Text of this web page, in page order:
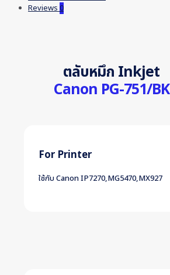
Reviews0
ตลับหมึก Inkjet
Canon PG-751/BK
For Printer
ใช้กับ Canon IP7270,MG5470,MX927